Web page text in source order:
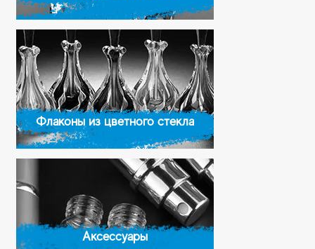
Флаконы из цветного стекла
Аксессуары